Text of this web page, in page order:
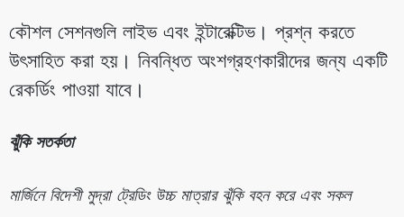
কৌশল সেশনগুলি লাইভ এবং ইন্টারেক্টিভ। প্রশ্ন করতে
উৎসাহিত করা হয়। নিবন্ধিত অংশগ্রহণকারীদের জন্য একটি
রেকর্ডিং পাওয়া যাবে।
ঝুঁকি সতর্কতা
মার্জিনে বিদেশী মুদ্রা ট্রেডিং উচ্চ মাত্রার ঝুঁকি বহন করে এবং সকল